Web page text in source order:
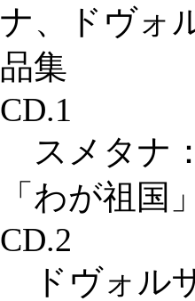
ナ、ドヴォ
品集
CD.1
スメタナ
「わが祖
CD.2
ドヴォル